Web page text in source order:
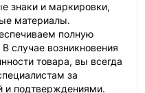
знаки и маркировки,
материалы.
полную
случае возникновения
товара, вы всегда
за
и подтверждениями.